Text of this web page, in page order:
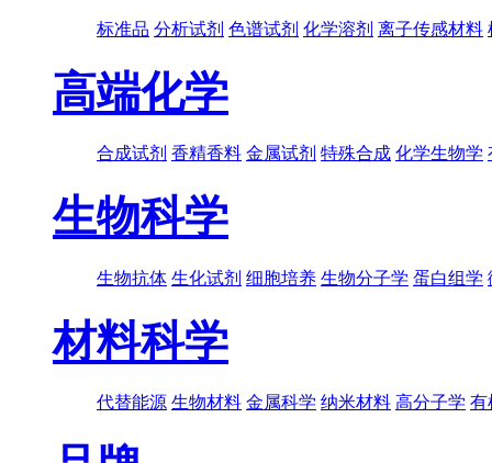
标准品 分析试剂 色谱试剂 化学溶剂 离子传感材料
高端化学
合成试剂 香精香料 金属试剂 特殊合成 化学生物学
生物科学
生物抗体 生化试剂 细胞培养 生物分子学 蛋白组学
材料科学
代替能源 生物材料 金属科学 纳米材料 高分子学 有